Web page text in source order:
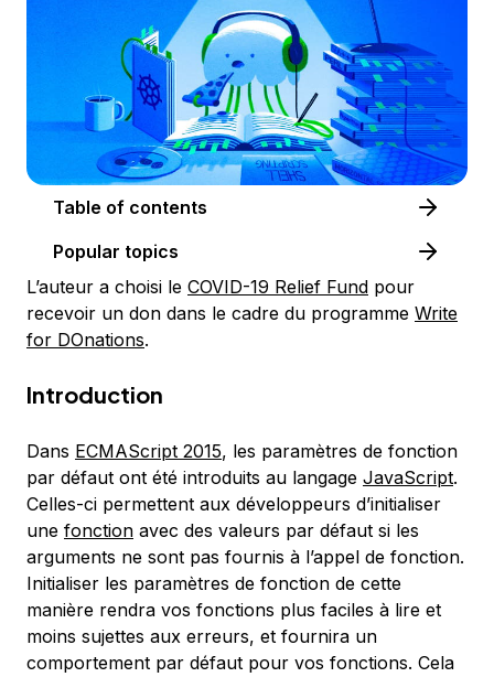
Table of contents
Popular topics
L’auteur a choisi le COVID-19 Relief Fund pour
recevoir un don dans le cadre du programme Write
for DOnations.
Introduction
Dans ECMAScript 2015, les paramètres de fonction
par défaut ont été introduits au langage JavaScript.
Celles-ci permettent aux développeurs d’initialiser
une fonction avec des valeurs par défaut si les
arguments ne sont pas fournis à l’appel de fonction.
Initialiser les paramètres de fonction de cette
manière rendra vos fonctions plus faciles à lire et
moins sujettes aux erreurs, et fournira un
comportement par défaut pour vos fonctions. Cela